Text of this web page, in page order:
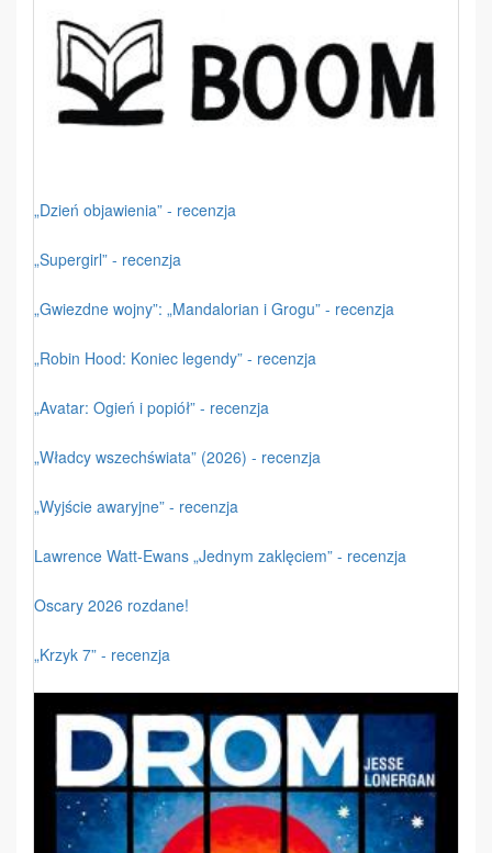
„Dzień objawienia” - recenzja
„Supergirl” - recenzja
„Gwiezdne wojny”: „Mandalorian i Grogu” - recenzja
„Robin Hood: Koniec legendy” - recenzja
„Avatar: Ogień i popiół” - recenzja
„Władcy wszechświata” (2026) - recenzja
„Wyjście awaryjne” - recenzja
Lawrence Watt-Ewans „Jednym zaklęciem” - recenzja
Oscary 2026 rozdane!
„Krzyk 7” - recenzja